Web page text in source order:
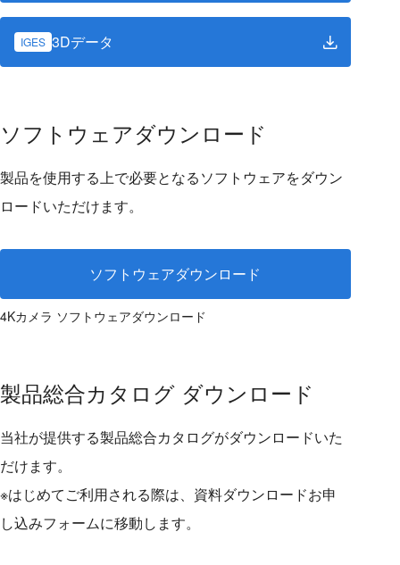
IGES 3Dデータ
ソフトウェアダウンロード
製品を使用する上で必要となるソフトウェアをダウン
ロードいただけます。
ソフトウェアダウンロード
4Kカメラ ソフトウェアダウンロード
製品総合カタログ ダウンロード
当社が提供する製品総合カタログがダウンロードいた
だけます。
※はじめてご利用される際は、資料ダウンロードお申
し込みフォームに移動します。